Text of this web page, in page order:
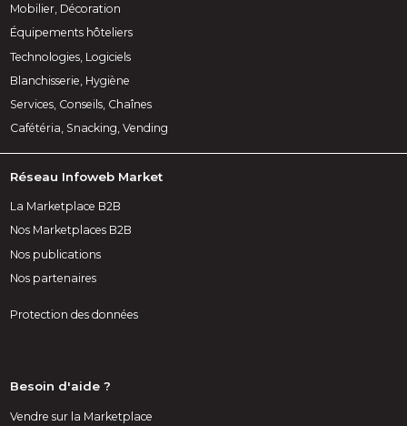
Mobilier, Décoration
Équipements hôteliers
Technologies, Logiciels
Blanchisserie, Hygiène
Services, Conseils, Chaînes
Cafétéria, Snacking, Vending
Réseau Infoweb Market
La Marketplace B2B
Nos Marketplaces B2B
Nos publications
Nos partenaires
Protection des données
Besoin d'aide ?
Vendre sur la Marketplace